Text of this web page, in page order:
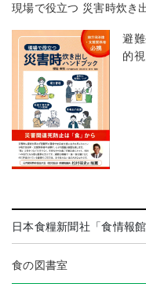
現場で役立つ 災害時炊き
避
的
日本食糧新聞社「食情報館
食の図書室